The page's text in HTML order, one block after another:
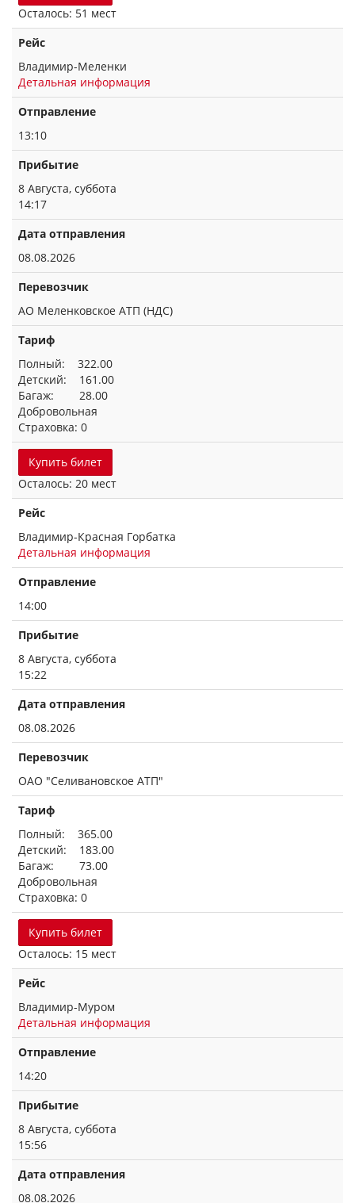
Осталось: 51 мест
Рейс
Владимир-Меленки
Детальная информация
Отправление
13:10
Прибытие
8 Августа, суббота
14:17
Дата отправления
08.08.2026
Перевозчик
АО Меленковское АТП (НДС)
Тариф
Полный: 322.00
Детский: 161.00
Багаж: 28.00
Добровольная
Страховка: 0
Купить билет
Осталось: 20 мест
Рейс
Владимир-Красная Горбатка
Детальная информация
Отправление
14:00
Прибытие
8 Августа, суббота
15:22
Дата отправления
08.08.2026
Перевозчик
ОАО "Селивановское АТП"
Тариф
Полный: 365.00
Детский: 183.00
Багаж: 73.00
Добровольная
Страховка: 0
Купить билет
Осталось: 15 мест
Рейс
Владимир-Муром
Детальная информация
Отправление
14:20
Прибытие
8 Августа, суббота
15:56
Дата отправления
08.08.2026